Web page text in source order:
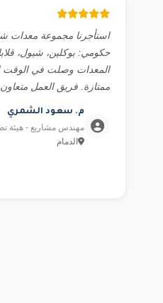
استأجرنا مجموعة معدات
حكومي: بوكلين، شيول،
المعدات وصلت في الوقت
ممتازة. فريق العمل متعاون
م. سعود الشمري
مهندس مشاريع - هيئة
الدمام